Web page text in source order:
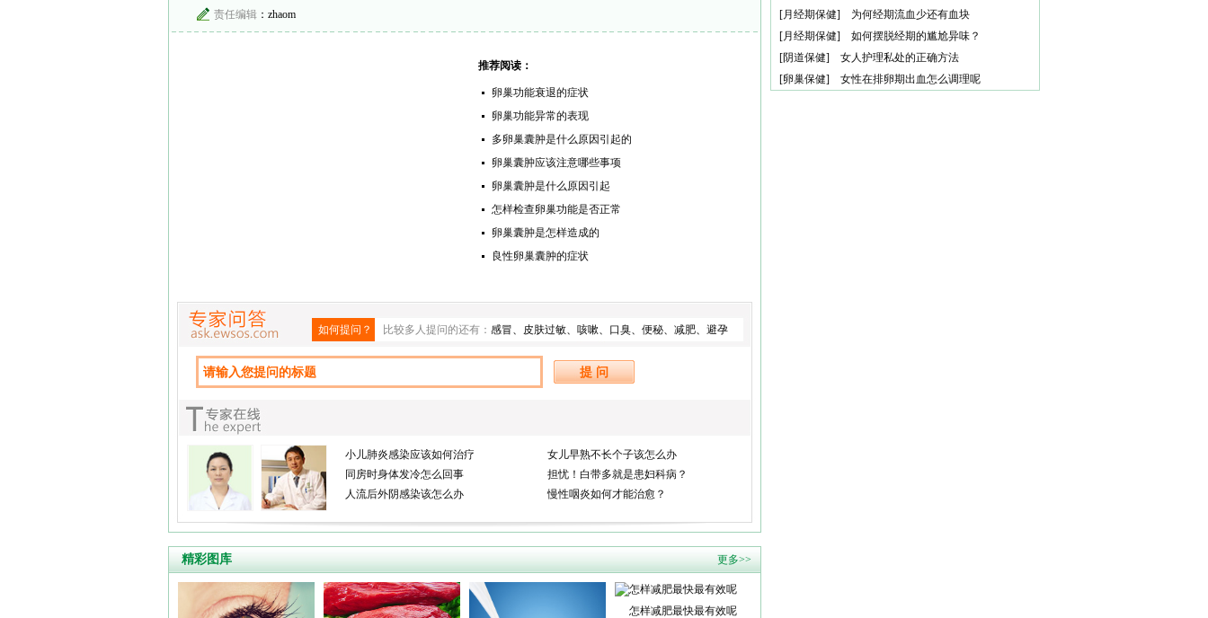
责任编辑 ：zhaom
推荐阅读：
卵巢功能衰退的症状
卵巢功能异常的表现
多卵巢囊肿是什么原因引起的
卵巢囊肿应该注意哪些事项
卵巢囊肿是什么原因引起
怎样检查卵巢功能是否正常
卵巢囊肿是怎样造成的
良性卵巢囊肿的症状
如何提问？ 比较多人提问的还有： 感冒、 皮肤过敏、 咳嗽、 口臭、 便秘、 减肥、 避孕
小儿肺炎感染应该如何治疗
女儿早熟不长个子该怎么办
同房时身体发冷怎么回事
担忧！白带多就是患妇科病？
人流后外阴感染该怎么办
慢性咽炎如何才能治愈？
精彩图库 更多>>
怎样减肥最快最有效呢
[月经期保健]
为何经期流血少还有血块
[月经期保健]
如何摆脱经期的尴尬异味？
[阴道保健]
女人护理私处的正确方法
[卵巢保健] 女性在排卵期出血怎么调理呢